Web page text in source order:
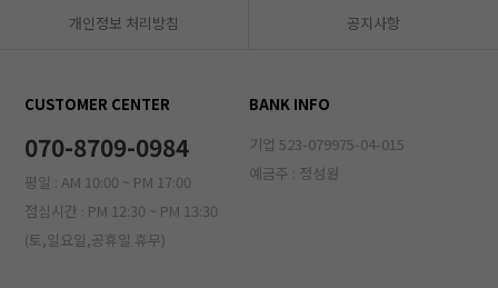
개인정보 처리방침 공지사항
CUSTOMER CENTER
070-8709-0984
평일 : AM 10:00 ~ PM 17:00
점심시간 : PM 12:30 ~ PM 13:30
(토,일요일,공휴일 휴무)
BANK INFO
기업 523-079975-04-015
예금주 : 정성원